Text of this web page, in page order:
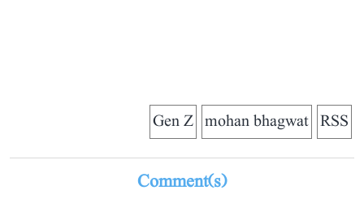
RSS
mohan bhagwat
Gen Z
Comment(s)